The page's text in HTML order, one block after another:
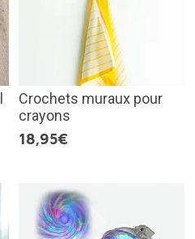
Crochets muraux pour
crayons
18,95€